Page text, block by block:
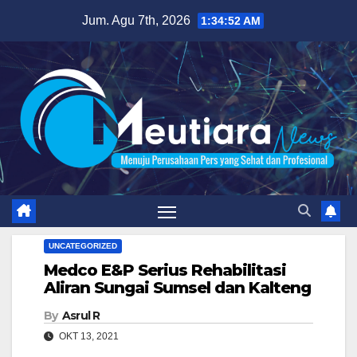
content
Jum. Agu 7th, 2026 1:34:53 AM
UNCATEGORIZED
Medco E&P Serius Rehabilitasi
Aliran Sungai Sumsel dan Kalteng
By Asrul R
OKT 13, 2021